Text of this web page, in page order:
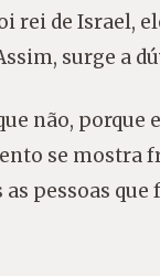
rei de Israel,
surge a
não, porque
se mostra
pessoas